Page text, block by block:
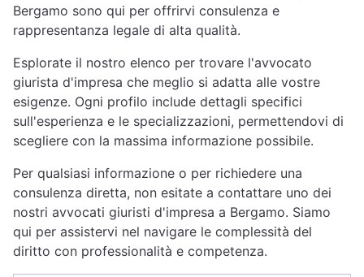
Bergamo sono qui per offrirvi consulenza e
rappresentanza legale di alta qualità.
Esplorate il nostro elenco per trovare l'avvocato
giurista d'impresa che meglio si adatta alle vostre
esigenze. Ogni profilo include dettagli specifici
sull'esperienza e le specializzazioni, permettendovi di
scegliere con la massima informazione possibile.
Per qualsiasi informazione o per richiedere una
consulenza diretta, non esitate a contattare uno dei
nostri avvocati giuristi d'impresa a Bergamo. Siamo
qui per assistervi nel navigare le complessità del
diritto con professionalità e competenza.